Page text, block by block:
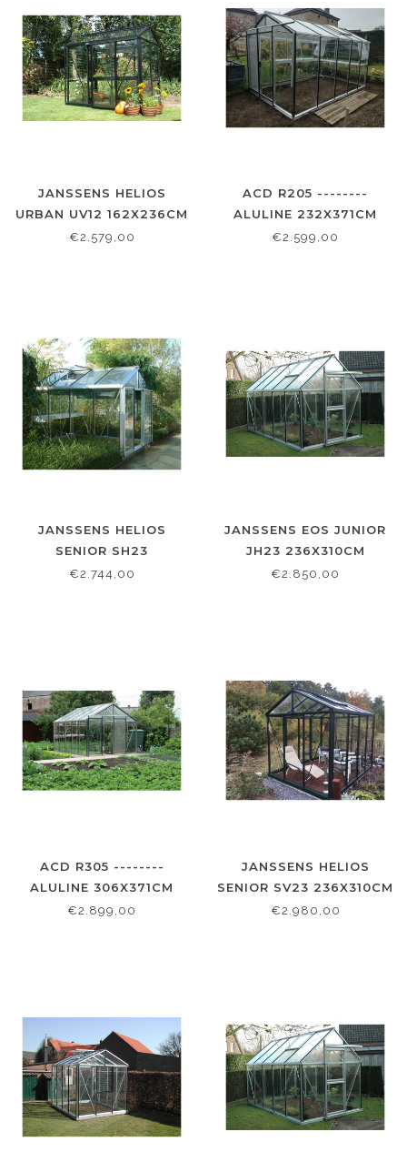
JANSSENS HELIOS
URBAN UV12 162X236CM
€2.579,00
ACD R205 --------
ALULINE 232X371CM
€2.599,00
JANSSENS HELIOS
SENIOR SH23
236X310CM
€2.744,00
JANSSENS EOS JUNIOR
JH23 236X310CM
€2.850,00
ACD R305 --------
ALULINE 306X371CM
€2.899,00
JANSSENS HELIOS
SENIOR SV23 236X310CM
€2.980,00